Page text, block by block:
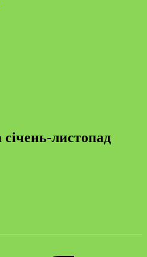
січень-листопад